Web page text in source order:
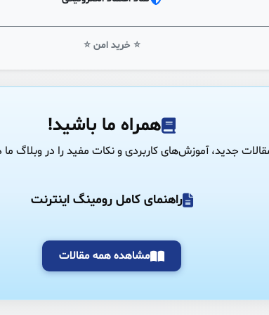
⭐ خرید امن ⭐
همراه ما باشید!
جدید، آموزش‌های کاربردی و نکات مفید را در وبلاگ ما
راهنمای کامل رومینگ اینترنت
مشاهده همه مقالات